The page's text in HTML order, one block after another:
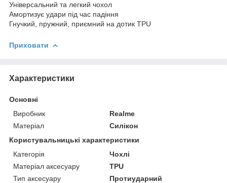
Універсальний та легкий чохол
Амортизує удари під час падіння
Гнучкий, пружний, приємний на дотик TPU
Приховати
Характеристики
Основні
Виробник
Realme
Матеріал
Силікон
Користувальницькі характеристики
Категорія
Чохлі
Матеріал аксесуару
TPU
Тип аксесуару
Протиударний